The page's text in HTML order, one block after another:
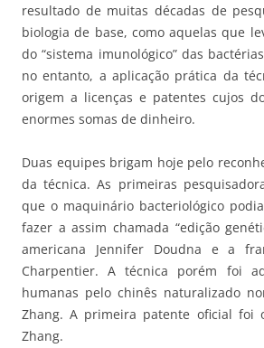
resultado de muitas décadas de
biologia de base, como aquelas que
do “sistema imunológico” das
no entanto, a aplicação prática da
origem a licenças e patentes cujos
enormes somas de dinheiro.
Duas equipes brigam hoje pelo
da técnica. As primeiras
que o maquinário bacteriológico
fazer a assim chamada “edição
americana Jennifer Doudna e a
Charpentier. A técnica porém foi
humanas pelo chinês naturalizado
Zhang. A primeira patente oficial foi
Zhang.